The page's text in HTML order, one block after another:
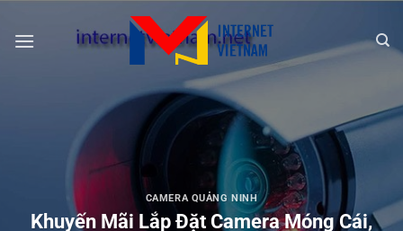
đến
CAMERA QUẢNG NINH
Khuyến Mãi Lắp Đặt Camera Móng Cái,